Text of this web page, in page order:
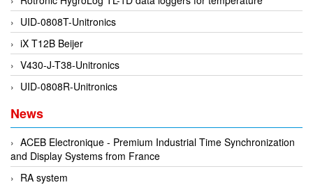
DUCATI
Duclean
Dukin Besko
Dunkermotoren
Durag
Dwyer
DYH
Dynisco
UID-0808T-Unitronics
iX T12B Beijer
V430-J-T38-Unitronics
UID-0808R-Unitronics
News
ACEB Electronique - Premium Industrial Time Synchronization
and Display Systems from France
RA system